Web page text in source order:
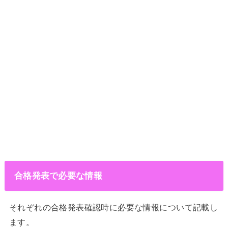
合格発表で必要な情報
それぞれの合格発表確認時に必要な情報について記載し
ます。